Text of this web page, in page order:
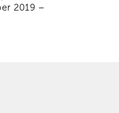
2019 –